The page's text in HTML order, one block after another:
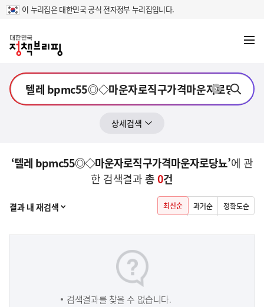
이 누리집은 대한민국 공식 전자정부 누리집입니다.
메
상세검색 열기
‘텔레 bpmc55◎◇마운자로직구가격마운자로당뇨’에 관
한 검색결과총0건
결과 내 재검색 열기 최신순 과거순 정확도순
검색결과를 찾을 수 없습니다.